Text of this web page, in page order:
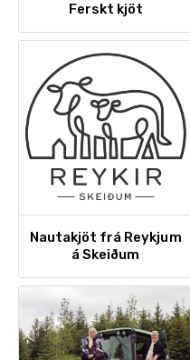
Ferskt kjöt
Nautakjöt frá Reykjum
á Skeiðum